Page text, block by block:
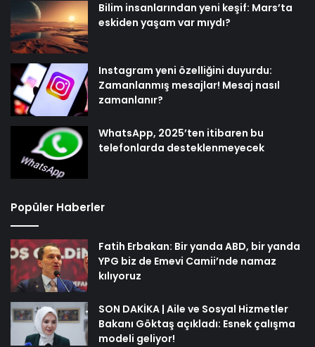
Bilim insanlarından yeni keşif: Mars’ta
eskiden yaşam var mıydı?
Instagram yeni özelliğini duyurdu:
Zamanlanmış mesajlar! Mesaj nasıl
zamanlanır?
WhatsApp, 2025’ten itibaren bu
telefonlarda desteklenmeyecek
Popüler Haberler
Fatih Erbakan: Bir yanda ABD, bir yanda
YPG biz de Emevi Camii’nde namaz
kılıyoruz
SON DAKİKA | Aile ve Sosyal Hizmetler
Bakanı Göktaş açıkladı: Esnek çalışma
modeli geliyor!